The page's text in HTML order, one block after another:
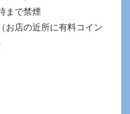
で禁煙
店の近所に有料コイン